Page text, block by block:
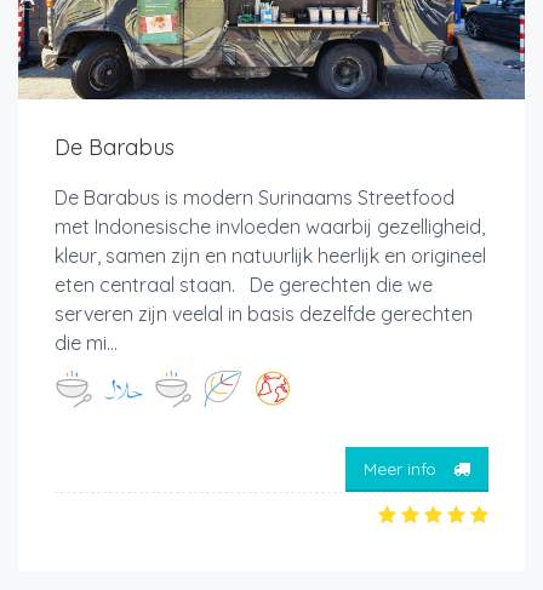
De Barabus
De Barabus is modern Surinaams Streetfood
met Indonesische invloeden waarbij gezelligheid,
kleur, samen zijn en natuurlijk heerlijk en origineel
eten centraal staan. De gerechten die we
serveren zijn veelal in basis dezelfde gerechten
die mi...
Meer info